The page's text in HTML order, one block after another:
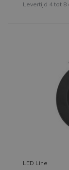
Levertijd 4 tot 8
LED Line